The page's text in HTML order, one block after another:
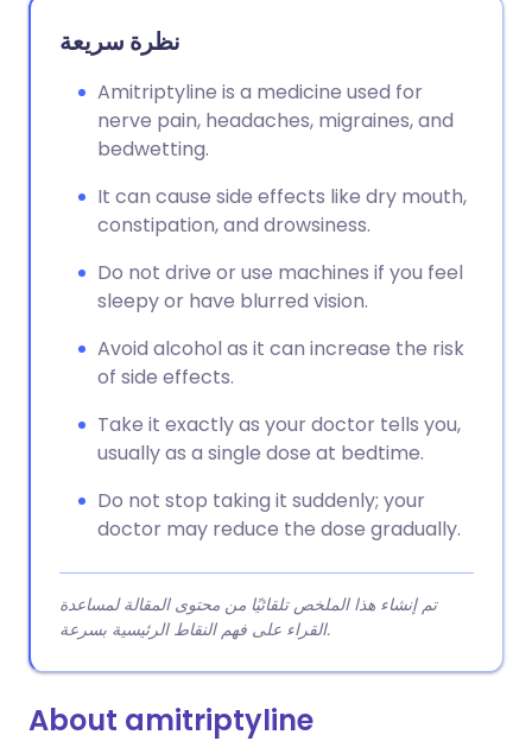
نظرة سريعة
Amitriptyline is a medicine used for
nerve pain, headaches, migraines, and
bedwetting.
It can cause side effects like dry mouth,
constipation, and drowsiness.
Do not drive or use machines if you feel
sleepy or have blurred vision.
Avoid alcohol as it can increase the risk
of side effects.
Take it exactly as your doctor tells you,
usually as a single dose at bedtime.
Do not stop taking it suddenly; your
doctor may reduce the dose gradually.
تم إنشاء هذا الملخص تلقائيًا من محتوى المقالة لمساعدة
القراء على فهم النقاط الرئيسية بسرعة.
About amitriptyline